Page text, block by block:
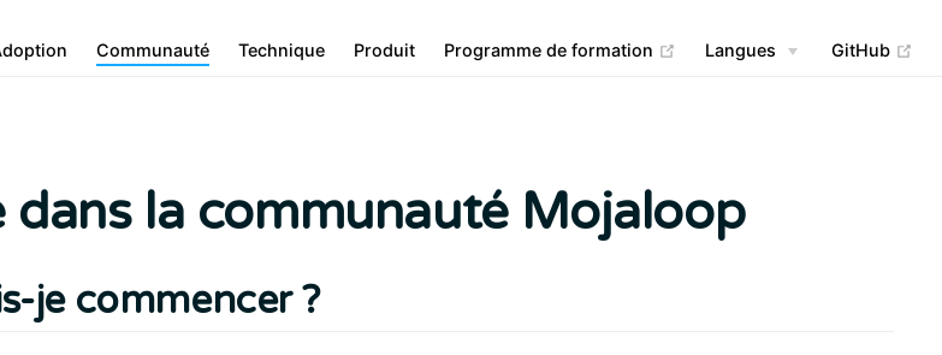
Communauté Technique Produit Programme de formation (opens new window)
Langues GitHub
dans la communauté Mojaloop
je commencer ?